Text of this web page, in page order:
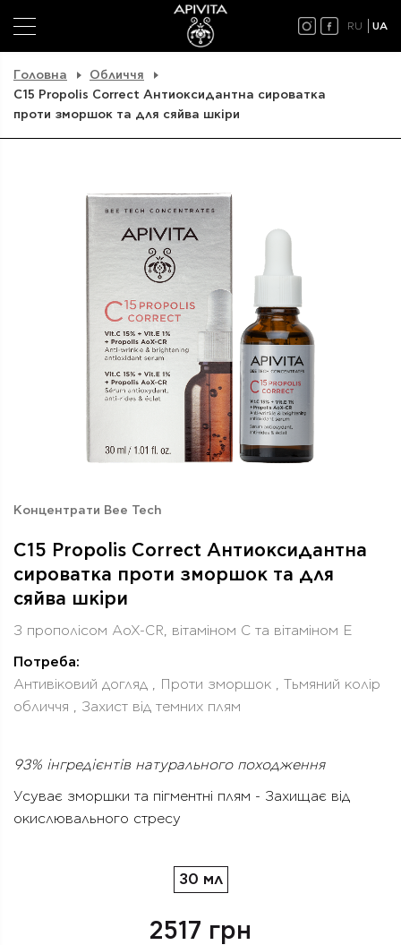
RU UA
Головна
Обличчя
C15 Propolis Correct Антиоксидантна сироватка
проти зморшок та для сяйва шкіри
Концентрати Bee Tech
C15 Propolis Correct Антиоксидантна
сироватка проти зморшок та для
сяйва шкіри
З прополісом AoX-CR, вітаміном С та вітаміном Е
Потреба:
Антивіковий догляд , Проти зморшок , Тьмяний колір
обличчя , Захист від темних плям
93% інгредієнтів натурального походження
Усуває зморшки та пігментні плям - Захищає від
окислювального стресу
30 мл
2517 грн